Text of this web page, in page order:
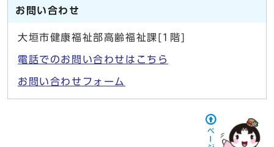
お問い合わせ
大垣市健康福祉部高齢福祉課[1階]
電話でのお問い合わせはこちら
お問い合わせフォーム